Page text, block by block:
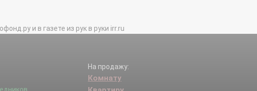
и в газете из рук в руки irr.ru
На продажу:
Комнату